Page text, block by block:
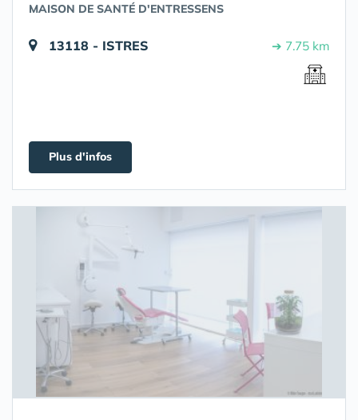
MAISON DE SANTÉ D'ENTRESSENS
13118 - ISTRES ➔ 7.75 km
Plus d'infos